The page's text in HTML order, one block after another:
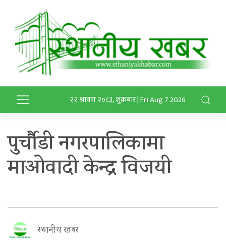
२२ श्रावण २०८३, शुक्रबार | Fri Aug 7 2026
पुर्चौडी नगरपालिकामा
माओवादी केन्द्र विजयी
स्थानीय खबर